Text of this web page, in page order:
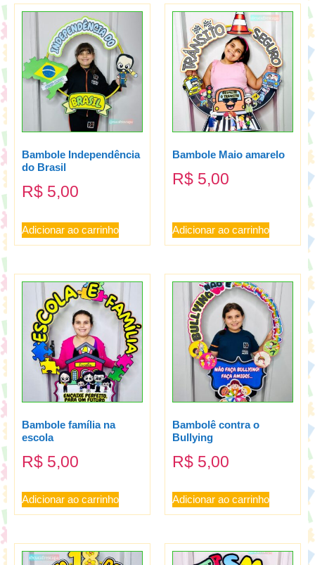
Bambole Independência
do Brasil
R$ 5,00
Adicionar ao carrinho
Bambole Maio amarelo
R$ 5,00
Adicionar ao carrinho
Bambole família na
escola
R$ 5,00
Adicionar ao carrinho
Bambolê contra o
Bullying
R$ 5,00
Adicionar ao carrinho